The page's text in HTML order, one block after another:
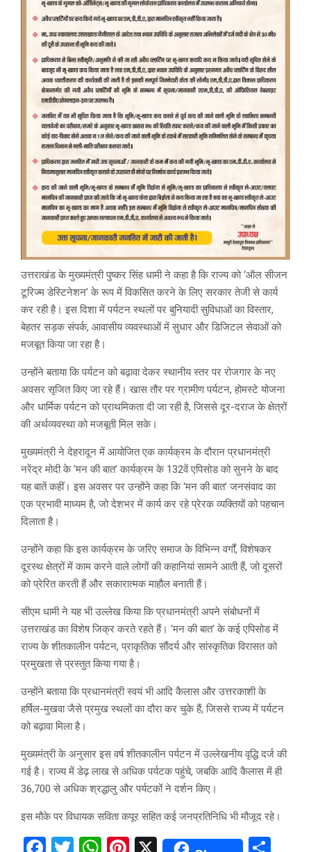
उत्तराखंड के मुख्यमंत्री पुष्कर सिंह धामी ने कहा है कि राज्य को ‘ऑल सीजन
टूरिज्म डेस्टिनेशन’ के रूप में विकसित करने के लिए सरकार तेजी से कार्य
कर रही है। इस दिशा में पर्यटन स्थलों पर बुनियादी सुविधाओं का विस्तार,
बेहतर सड़क संपर्क, आवासीय व्यवस्थाओं में सुधार और डिजिटल सेवाओं को
मजबूत किया जा रहा है।
उन्होंने बताया कि पर्यटन को बढ़ावा देकर स्थानीय स्तर पर रोजगार के नए
अवसर सृजित किए जा रहे हैं। खास तौर पर ग्रामीण पर्यटन, होमस्टे योजना
और धार्मिक पर्यटन को प्राथमिकता दी जा रही है, जिससे दूर-दराज के क्षेत्रों
की अर्थव्यवस्था को मजबूती मिल सके।
मुख्यमंत्री ने देहरादून में आयोजित एक कार्यक्रम के दौरान प्रधानमंत्री
नरेंद्र मोदी के ‘मन की बात’ कार्यक्रम के 132वें एपिसोड को सुनने के बाद
यह बातें कहीं। इस अवसर पर उन्होंने कहा कि ‘मन की बात’ जनसंवाद का
एक प्रभावी माध्यम है, जो देशभर में कार्य कर रहे प्रेरक व्यक्तियों को पहचान
दिलाता है।
उन्होंने कहा कि इस कार्यक्रम के जरिए समाज के विभिन्न वर्गों, विशेषकर
दूरस्थ क्षेत्रों में काम करने वाले लोगों की कहानियां सामने आती हैं, जो दूसरों
को प्रेरित करती हैं और सकारात्मक माहौल बनाती हैं।
सीएम धामी ने यह भी उल्लेख किया कि प्रधानमंत्री अपने संबोधनों में
उत्तराखंड का विशेष जिक्र करते रहते हैं। ‘मन की बात’ के कई एपिसोड में
राज्य के शीतकालीन पर्यटन, प्राकृतिक सौंदर्य और सांस्कृतिक विरासत को
प्रमुखता से प्रस्तुत किया गया है।
उन्होंने बताया कि प्रधानमंत्री स्वयं भी आदि कैलास और उत्तरकाशी के
हर्षिल-मुखवा जैसे प्रमुख स्थलों का दौरा कर चुके हैं, जिससे राज्य में पर्यटन
को बढ़ावा मिला है।
मुख्यमंत्री के अनुसार इस वर्ष शीतकालीन पर्यटन में उल्लेखनीय वृद्धि दर्ज की
गई है। राज्य में डेढ़ लाख से अधिक पर्यटक पहुंचे, जबकि आदि कैलास में ही
36,700 से अधिक श्रद्धालु और पर्यटकों ने दर्शन किए।
इस मौके पर विधायक सविता कपूर सहित कई जनप्रतिनिधि भी मौजूद रहे।